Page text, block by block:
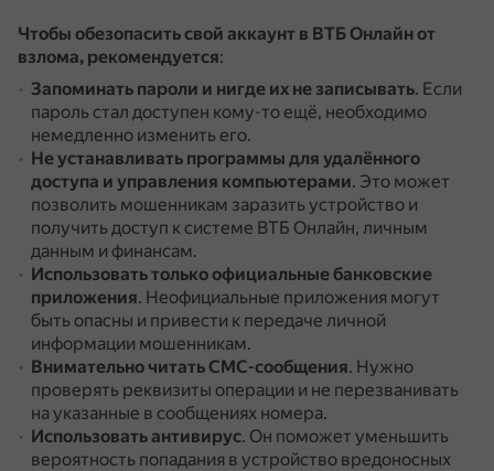
Чтобы обезопасить свой аккаунт в ВТБ Онлайн от
взлома, рекомендуется:
Запоминать пароли и нигде их не записывать. Если
пароль стал доступен кому-то ещё, необходимо
немедленно изменить его.
Не устанавливать программы для удалённого
доступа и управления компьютерами. Это может
позволить мошенникам заразить устройство и
получить доступ к системе ВТБ Онлайн, личным
данным и финансам.
Использовать только официальные банковские
приложения. Неофициальные приложения могут
быть опасны и привести к передаче личной
информации мошенникам.
Внимательно читать СМС-сообщения. Нужно
проверять реквизиты операции и не перезванивать
на указанные в сообщениях номера.
Использовать антивирус. Он поможет уменьшить
вероятность попадания в устройство вредоносных